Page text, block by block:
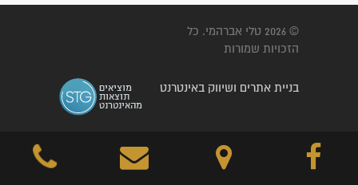
© 2026 טלי אברהמי. כל
הזכויות שמורות
בניית אתרים ושיווק באינטרנט